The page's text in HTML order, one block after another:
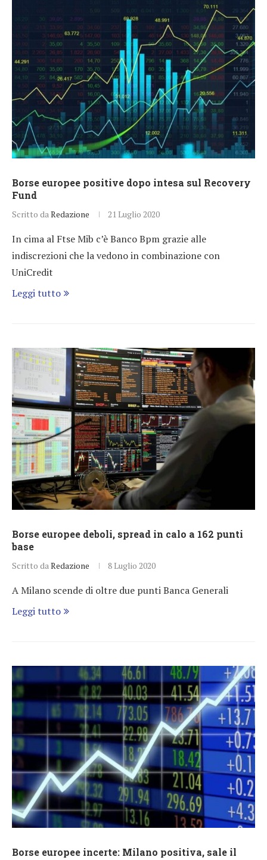
Borse europee positive dopo intesa sul Recovery
Fund
Scritto da Redazione 21 Luglio 2020
In cima al Ftse Mib c’è Banco Bpm grazie alle
indiscrezioni che la vedono in combinazione con
UniCredit
Leggi tutto
Borse europee deboli, spread in calo a 162 punti
base
Scritto da Redazione 8 Luglio 2020
A Milano scende di oltre due punti Banca Generali
Leggi tutto
Borse europee incerte: Milano positiva, sale il